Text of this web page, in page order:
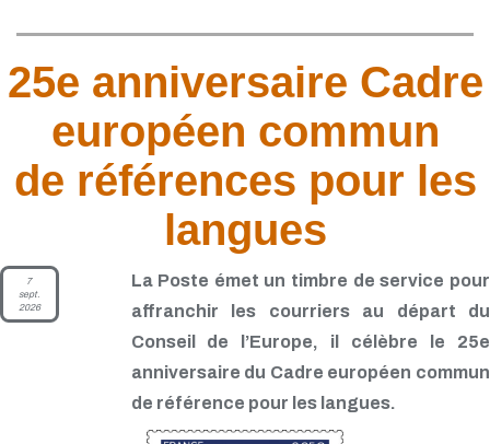
25e anniversaire Cadre
européen commun
de références pour les
langues
7
sept.
2026
La Poste émet un timbre de service pour
affranchir les courriers au départ du
Conseil de l’Europe, il célèbre le 25e
anniversaire du Cadre européen commun
de référence pour les langues.